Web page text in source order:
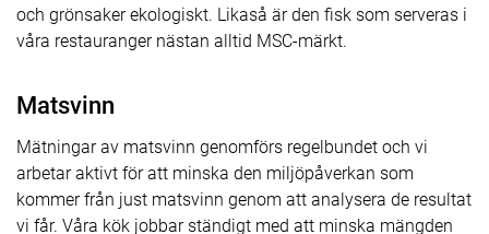
och grönsaker ekologiskt. Likaså är den fisk som serveras i
våra restauranger nästan alltid MSC-märkt.
Matsvinn
Mätningar av matsvinn genomförs regelbundet och vi
arbetar aktivt för att minska den miljöpåverkan som
kommer från just matsvinn genom att analysera de resultat
vi får. Våra kök jobbar ständigt med att minska mängden